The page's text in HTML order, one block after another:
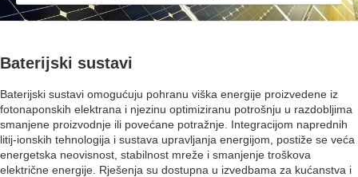
Baterijski sustavi
Baterijski sustavi omogućuju pohranu viška energije proizvedene iz
fotonaponskih elektrana i njezinu optimiziranu potrošnju u razdobljima
smanjene proizvodnje ili povećane potražnje. Integracijom naprednih
litij-ionskih tehnologija i sustava upravljanja energijom, postiže se veća
energetska neovisnost, stabilnost mreže i smanjenje troškova
električne energije. Rješenja su dostupna u izvedbama za kućanstva i